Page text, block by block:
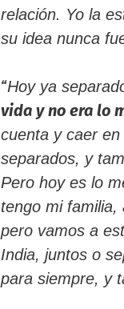
relación. Yo la
su idea nunca
“Hoy ya
vida y no era lo
cuenta y caer
separados, y
Pero hoy es lo
tengo mi familia,
pero vamos a
India, juntos o
para siempre, y